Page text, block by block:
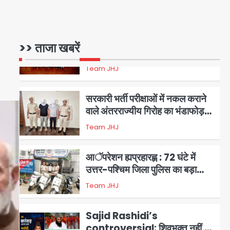
>> ताजा खबरें
2
3
सरकारी भर्ती परीक्षाओं में नकल कराने
वाले अंतरराज्यीय गिरोह का भंडाफोड़,
मास्टरमाइंड समेत 7 गिरफ्तार
Team JHJ
4
आॅपरेशन ह्यप्रहारह्ण : 72 घंटे में
उत्तर-पश्चिम जिला पुलिस का बड़ा
एक्शन
Team JHJ
Sajid Rashidi’s
controversial: शिवभक्त नहीं,
आतंकवादी हैं’, मौलाना का कांवड़ियों पर